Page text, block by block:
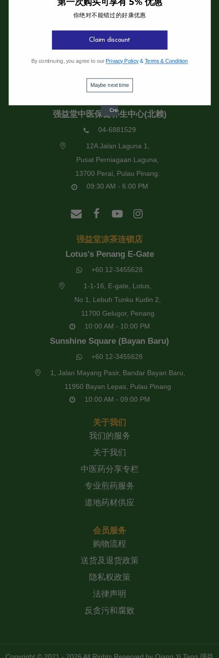
强益堂全息中医诊所(槟岛)
11600 Pulau Pinang.
强益堂中医保健养生中心(北赖)
04-6881529
12A Jalan Laguna 1,
Pusat Perniagaan Laguna,
13700 Perai, Pulau Pinang.
09:30 AM - 6:00 PM
强益堂凉茶连锁店
Lotus's Penang E-Gate
+60 12-3455628
1-1-16, E-gate, Lotus,
No 1, Lebuh Tunku Kudin 2,
11700 Gelugor, Penang
10:00 AM - 10:00 PM
Sunshine Square (Bayan Baru)
+60 12-3455628
1, Jalan Mayang Pasir, Bandar Bayan Baru,
11950 Bayan Lepas, Pulau Pinang
10:00 AM - 09:00 PM
关于我们
我们的服务
关于我们
中医药分享专栏
专业煎药服务
道地药材供应
会员服务
购物流程
送货及退货政策
隐私权政策
法律声明
反贪污和腐败
你绝对不能错过的好康优惠
Claim discount
By continuing, you agree to our Privacy Policy&Terms & Condition
Maybe next time